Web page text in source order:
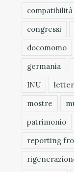
congressi
docomomo
germania
INU
mostre
patrimonio
reporting